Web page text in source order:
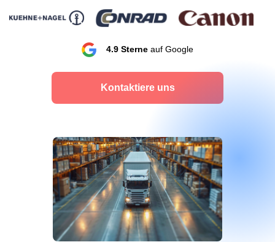
4.9 Sterne auf Google
Kontaktiere uns